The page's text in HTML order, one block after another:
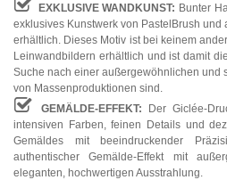
EXKLUSIVE WANDKUNST: Bunter
exklusives Kunstwerk von PastelBrush
erhältlich. Dieses Motiv ist bei keinem
Leinwandbildern erhältlich und ist damit
Suche nach einer außergewöhnlichen und
von Massenproduktionen sind.
GEMÄLDE-EFFEKT: Der Giclée-
intensiven Farben, feinen Details und
Gemäldes mit beeindruckender
authentischer Gemälde-Effekt mit
eleganten, hochwertigen Ausstrahlung.